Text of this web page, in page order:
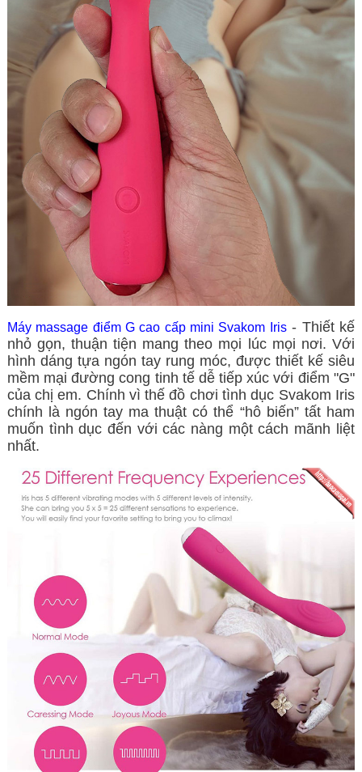
Máy massage điểm G cao cấp mini Svakom Iris- Thiết kế
nhỏ gọn, thuận tiện mang theo mọi lúc mọi nơi. Với
hình dáng tựa ngón tay rung móc, được thiết kế siêu
mềm mại đường cong tinh tế dễ tiếp xúc với điểm "G"
của chị em. Chính vì thế đồ chơi tình dục Svakom Iris
chính là ngón tay ma thuật có thể “hô biến” tất ham
muốn tình dục đến với các nàng một cách mãnh liệt
nhất.